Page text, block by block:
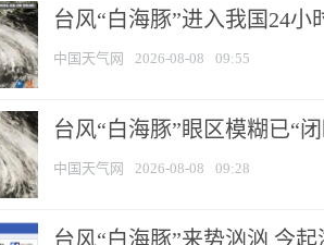
台风“白海豚”进入我国24
中国天气网 2026-08-08 09:55
台风“白海豚”眼区模糊已“
中国天气网 2026-08-08 09:28
台风“白海豚”来势汹汹 今